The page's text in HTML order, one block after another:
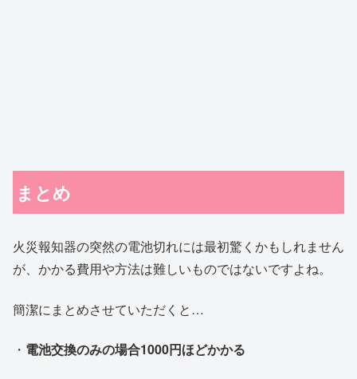
まとめ
火災報知器の突然の電池切れには最初驚くかもしれません
が、かかる費用や方法は難しいものではないですよね。
簡潔にまとめさせていただくと…
・ 電池交換のみの場合1000円ほどかかる